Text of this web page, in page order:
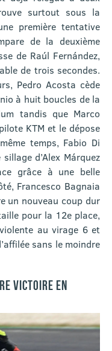
surtout sous la
première tentative
de la deuxième
de Raúl Fernández,
de trois secondes.
Pedro Acosta cède
à huit boucles de la
tandis que Marco
KTM et le dépose
temps, Fabio Di
d’Alex Márquez
grâce à une belle
Francesco Bagnaia
un nouveau coup dur
pour la 12e place,
au virage 6 et
sans le moindre
VICTOIRE EN